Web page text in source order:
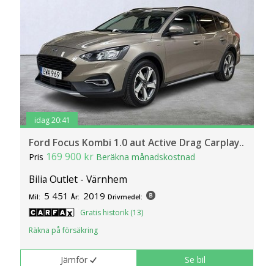
idag 20:41
Ford Focus Kombi 1.0 aut Active Drag Carplay..
Pris 169 900 kr Beräkna månadskostnad
Bilia Outlet - Värnhem
Mil: 5 451 År: 2019 Drivmedel:
Gratis historik (13)
Räkna på försäkring
Jämför Se bil